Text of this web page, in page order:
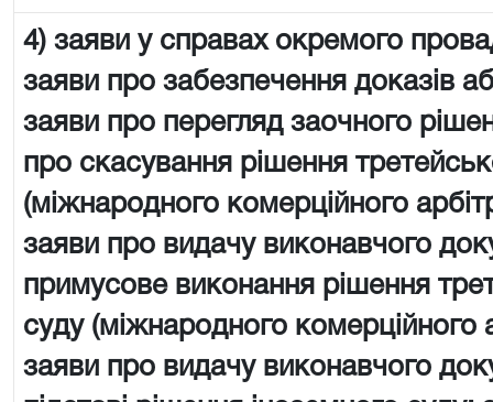
4) заяви у справах окремого
заяви про забезпечення доказів
заяви про перегляд заочного
про скасування рішення
(міжнародного комерційного
заяви про видачу виконавчого
примусове виконання рішення
суду (міжнародного комерційного
заяви про видачу виконавчого